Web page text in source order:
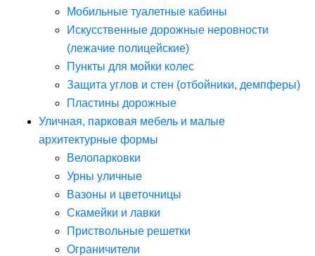
Мобильные туалетные кабины
Искусственные дорожные неровности
(лежачие полицейские)
Пункты для мойки колес
Защита углов и стен (отбойники, демпферы)
Пластины дорожные
Уличная, парковая мебель и малые
архитектурные формы
Велопарковки
Урны уличные
Вазоны и цветочницы
Скамейки и лавки
Приствольные решетки
Ограничители